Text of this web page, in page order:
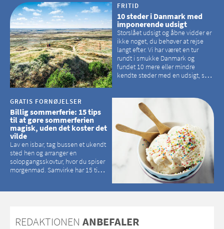
hvilke kirker, der er en omvej værd
FRITID
10 steder i Danmark med
imponerende udsigt
Storslået udsigt og åbne vidder er
ikke noget, du behøver at rejse
langt efter. Vi har været en tur
rundt i smukke Danmark og
fundet 10 mere eller mindre
kendte steder med en udsigt, som
GRATIS FORNØJELSER
Billig sommerferie: 15 tips
til at gøre sommerferien
magisk, uden det koster det
vilde
Lav en isbar, tag bussen et ukendt
sted hen og arranger en
solopgangsskovtur, hvor du spiser
morgenmad. Samvirke har 15 tips
REDAKTIONEN ANBEFALER